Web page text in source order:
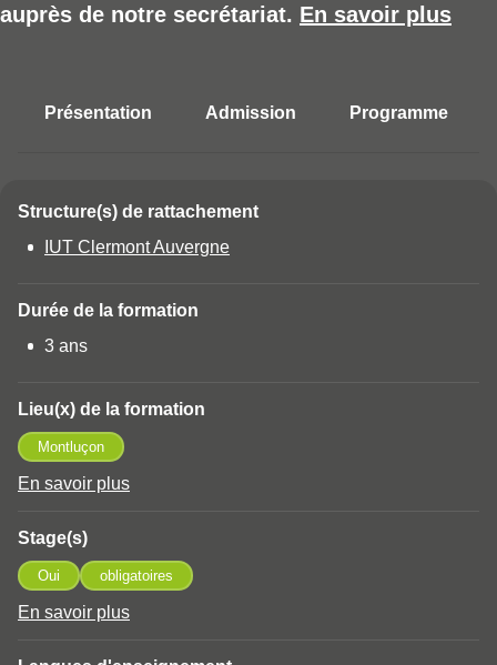
auprès de notre secrétariat. En savoir plus
Accéder aux sections de la
Présentation Admission Programme
Détails
Structure(s) de rattachement
IUT Clermont Auvergne
Durée de la formation
3 ans
Lieu(x) de la formation
Montluçon
En savoir plus
Stage(s)
Oui obligatoires
En savoir plus